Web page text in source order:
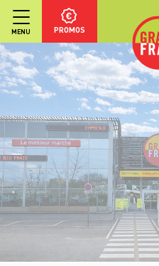
MENU PROMOS